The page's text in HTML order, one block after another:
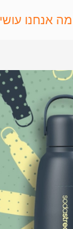
מה אנחנו